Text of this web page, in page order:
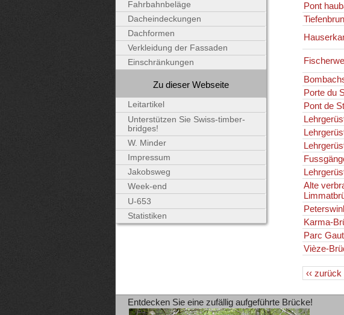
Pont
Porte du
Pont de
Alte
Karma-
Parc
Vièze-
‹‹ zurück
Fahrbahnbeläge
Dacheindeckungen
Dachformen
Verkleidung der Fassaden
Einschränkungen
Zu dieser Webseite
Leitartikel
Unterstützen Sie Swiss-timber-
bridges!
W. Minder
Impressum
Jakobsweg
Week-end
U-653
Statistiken
Entdecken Sie eine zufällig aufgeführte Brücke!